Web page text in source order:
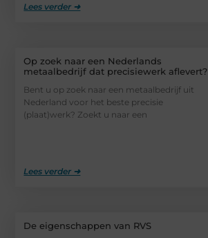
Lees verder ➜
Op zoek naar een Nederlands
metaalbedrijf dat precisiewerk aflevert?
Bent u op zoek naar een metaalbedrijf uit
Nederland voor het beste precisie
(plaat)werk? Zoekt u naar een
Lees verder ➜
De eigenschappen van RVS